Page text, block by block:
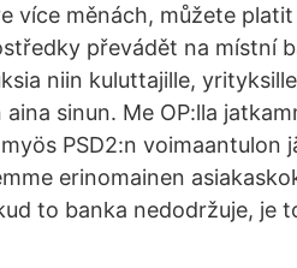
více měnách, můžete
převádět na místní
niin kuluttajille,
sinun. Me OP:lla
PSD2:n voimaantulon
erinomainen
to banka nedodržuje, je